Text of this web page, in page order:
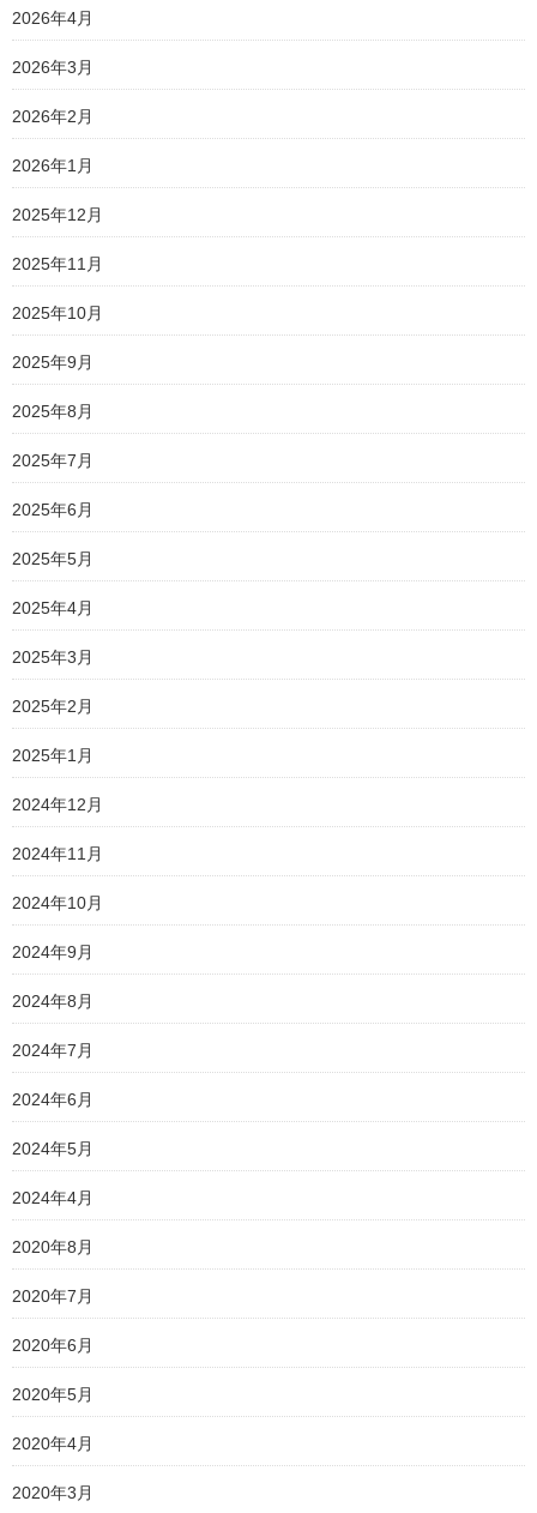
2026年4月
2026年3月
2026年2月
2026年1月
2025年12月
2025年11月
2025年10月
2025年9月
2025年8月
2025年7月
2025年6月
2025年5月
2025年4月
2025年3月
2025年2月
2025年1月
2024年12月
2024年11月
2024年10月
2024年9月
2024年8月
2024年7月
2024年6月
2024年5月
2024年4月
2020年8月
2020年7月
2020年6月
2020年5月
2020年4月
2020年3月